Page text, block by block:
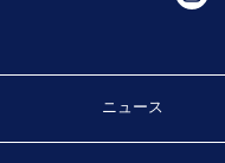
ニュース